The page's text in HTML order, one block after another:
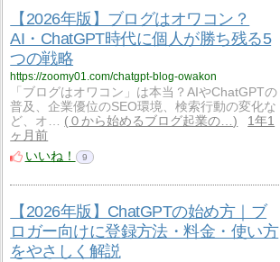
【2026年版】ブログはオワコン？
AI・ChatGPT時代に個人が勝ち残る5
つの戦略
https://zoomy01.com/chatgpt-blog-owakon
「ブログはオワコン」は本当？AIやChatGPTの
普及、企業優位のSEO環境、検索行動の変化な
ど、オ…
０から始めるブログ起業の…
1年1
ヶ月前
いいね！
9
【2026年版】ChatGPTの始め方｜ブ
ロガー向けに登録方法・料金・使い方
をやさしく解説